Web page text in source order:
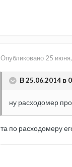
Опубликовано 25
В 25.06.2014 в
ну расходомер
та по расходомеру